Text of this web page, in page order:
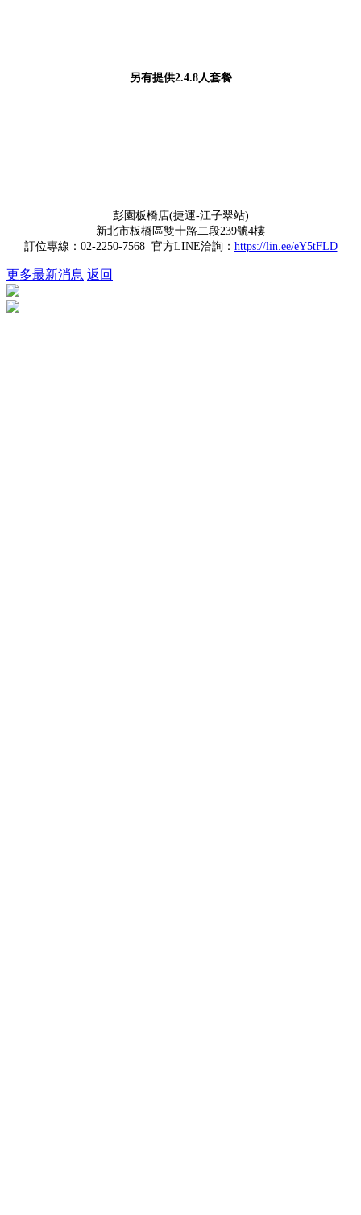
另有提供2.4.8人套餐
彭園板橋店(捷運-江子翠站)
新北市板橋區雙十路二段239號4樓
訂位專線：02-2250-7568 官方LINE洽詢： https://lin.ee/eY5tFLD
更多最新消息 返回